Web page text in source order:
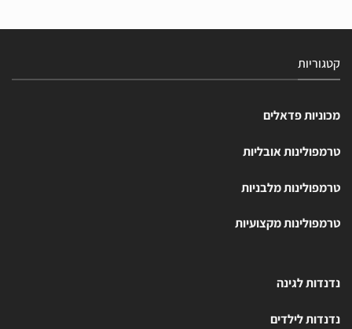
קטגוריות
מכוניות פדאלים
טרמפולינות אובליות
טרמפולינות מלבניות
טרמפולינות מקצועיות
נדנדות לגינה
נדנדות לילדים